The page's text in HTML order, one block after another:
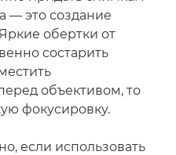
— это создание
обертки от
состарить
объективом, то
фокусировку.
если использовать